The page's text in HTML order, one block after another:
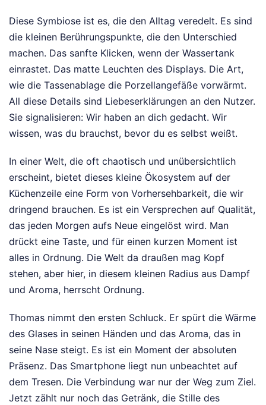
Diese Symbiose ist es, die den Alltag veredelt. Es sind
die kleinen Berührungspunkte, die den Unterschied
machen. Das sanfte Klicken, wenn der Wassertank
einrastet. Das matte Leuchten des Displays. Die Art,
wie die Tassenablage die Porzellangefäße vorwärmt.
All diese Details sind Liebeserklärungen an den Nutzer.
Sie signalisieren: Wir haben an dich gedacht. Wir
wissen, was du brauchst, bevor du es selbst weißt.
In einer Welt, die oft chaotisch und unübersichtlich
erscheint, bietet dieses kleine Ökosystem auf der
Küchenzeile eine Form von Vorhersehbarkeit, die wir
dringend brauchen. Es ist ein Versprechen auf Qualität,
das jeden Morgen aufs Neue eingelöst wird. Man
drückt eine Taste, und für einen kurzen Moment ist
alles in Ordnung. Die Welt da draußen mag Kopf
stehen, aber hier, in diesem kleinen Radius aus Dampf
und Aroma, herrscht Ordnung.
Thomas nimmt den ersten Schluck. Er spürt die Wärme
des Glases in seinen Händen und das Aroma, das in
seine Nase steigt. Es ist ein Moment der absoluten
Präsenz. Das Smartphone liegt nun unbeachtet auf
dem Tresen. Die Verbindung war nur der Weg zum Ziel.
Jetzt zählt nur noch das Getränk, die Stille des